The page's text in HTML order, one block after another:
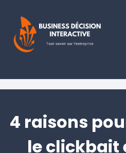
4 raisons
le clickbait